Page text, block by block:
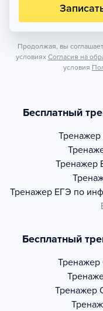
Продолжая, вы
условиях Согласия на
условия
Бесплатный
Тренажер
Тренажер
Тренажер ЕГЭ по
Бесплатный
Тренажер
Тренажер